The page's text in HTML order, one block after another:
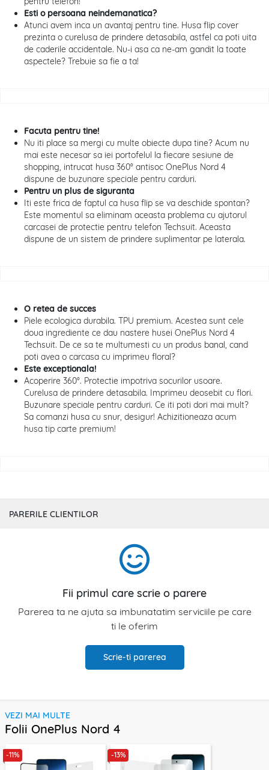
Esti o persoana neindemanatica?
Atunci avem inca un avantaj pentru tine. Husa flip cover
prezinta o curelusa de prindere detasabila, astfel ca poti uita
de caderile accidentale. Nu-i asa ca ne-am gandit la toate
aspectele? Trebuie sa fie a ta!
Facuta pentru tine!
Nu iti place sa mergi cu multe obiecte dupa tine? Acum nu
mai este necesar sa iei portofelul la fiecare sesiune de
shopping, intrucat husa 360° antisoc OnePlus Nord 4
dispune de buzunare speciale pentru carduri.
Pentru un plus de siguranta
Iti este frica de faptul ca husa flip se va deschide spontan?
Este momentul sa eliminam aceasta problema cu ajutorul
carcasei de protectie pentru telefon Techsuit. Aceasta
dispune de un sistem de prindere suplimentar pe laterala.
O retea de succes
Piele ecologica durabila. TPU premium. Acestea sunt cele
doua ingrediente ce dau nastere husei OnePlus Nord 4
Techsuit. De ce sa te multumesti cu un produs banal, cand
poti avea o carcasa cu imprimeu floral?
Este exceptionala!
Acoperire 360°. Protectie impotriva socurilor usoare.
Curelusa de prindere detasabila. Imprimeu deosebit cu flori.
Buzunare speciale pentru carduri. Ce iti poti dori mai mult?
Sa comanzi husa cu snur, desigur! Achizitioneaza acum
husa tip carte premium!
PARERILE CLIENTILOR
Fii primul care scrie o parere
Parerea ta ne ajuta sa imbunatatim serviciile pe care
ti le oferim
Scrie-ti parerea
VEZI MAI MULTE
Folii OnePlus Nord 4
-11% -13%